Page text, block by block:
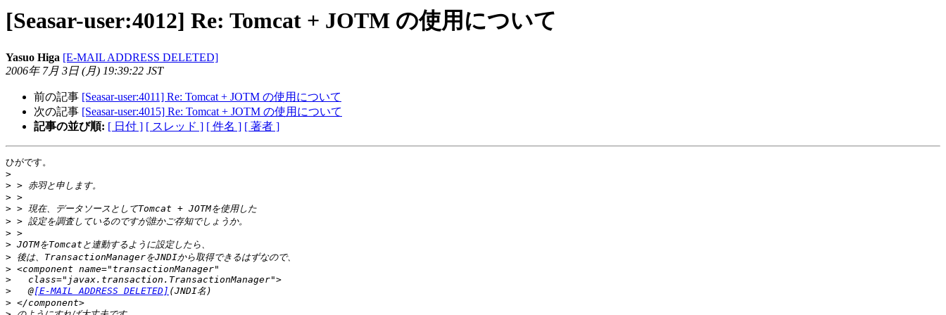
[Seasar-user:4012] Re: Tomcat + JOTM の使用について
Yasuo Higa [E-MAIL ADDRESS DELETED]
2006年 7月 3日 (月) 19:39:22 JST
前の記事 [Seasar-user:4011] Re: Tomcat + JOTM の使用について
次の記事 [Seasar-user:4015] Re: Tomcat + JOTM の使用について
記事の並び順: [ 日付 ] [ スレッド ] [ 件名 ] [ 著者 ]
ひがです。
>
>
>
>
>
>
>
>
>
>
>
   @
[E-MAIL ADDRESS DELETED]
>